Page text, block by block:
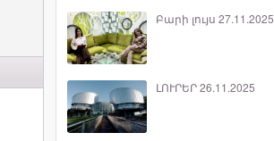
Բարի լույս 27.11.2025
ԼՈՒՐԵՐ 26.11.2025